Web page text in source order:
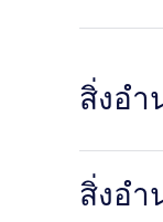
สิ่งอำ
สิ่งอำ